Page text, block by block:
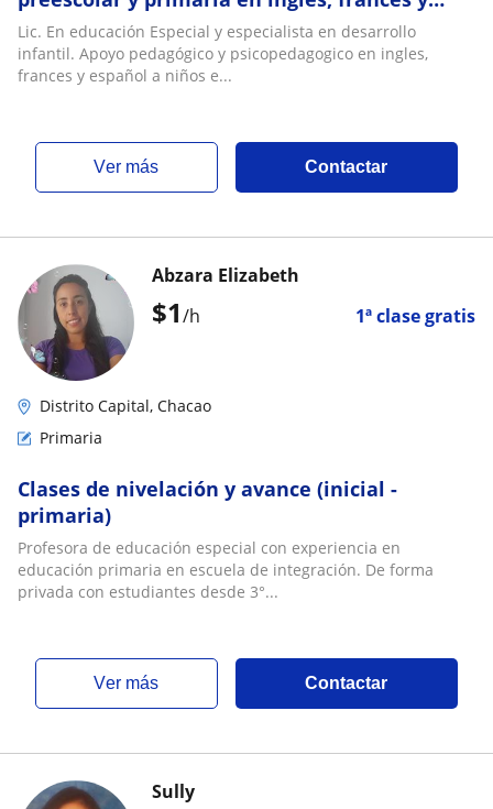
español
Lic. En educación Especial y especialista en desarrollo
infantil. Apoyo pedagógico y psicopedagogico en ingles,
frances y español a niños e...
ver más Contactar
$1/h 1ª clase gratis
Abzara Elizabeth
Distrito Capital, Chacao
Primaria
Clases de nivelación y avance (inicial -
primaria)
Profesora de educación especial con experiencia en
educación primaria en escuela de integración. De forma
privada con estudiantes desde 3°...
ver más Contactar
Sully